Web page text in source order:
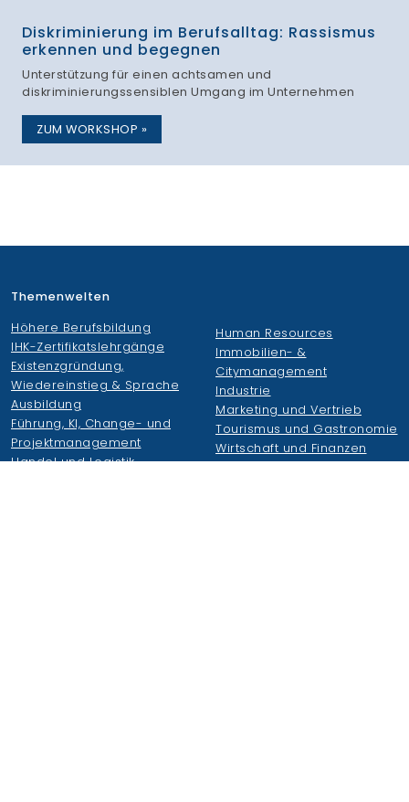
Diskriminierung im Berufsalltag: Rassismus
erkennen und begegnen
Unterstützung für einen achtsamen und
diskriminierungssensiblen Umgang im Unternehmen
ZUM WORKSHOP »
Themenwelten
Höhere Berufsbildung
IHK-Zertifikatslehrgänge
Existenzgründung,
Wiedereinstieg & Sprache
Ausbildung
Führung, KI, Change- und
Projektmanagement
Handel und Logistik
Human Resources
Immobilien- &
Citymanagement
Industrie
Marketing und Vertrieb
Tourismus und Gastronomie
Wirtschaft und Finanzen